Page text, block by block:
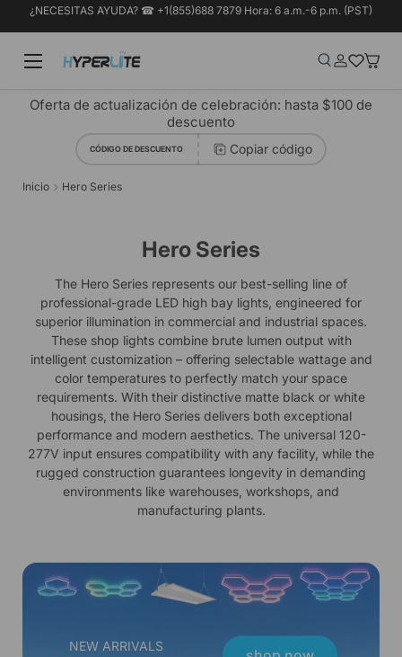
¿NECESITAS AYUDA? ☎ +1(855)688 7879 Hora: 6 a.m.-6 p.m. (PST)
Todos
Buscar
IniciarWish-list
Cesta
Oferta de actualización de celebración: hasta $100 de
descuento
CÓDIGO DE DESCUENTO Copiar código
Inicio Hero Series
Hero Series
The Hero Series represents our best-selling line of
professional-grade LED high bay lights, engineered for
superior illumination in commercial and industrial spaces.
These shop lights combine brute lumen output with
intelligent customization – offering selectable wattage and
color temperatures to perfectly match your space
requirements. With their distinctive matte black or white
housings, the Hero Series delivers both exceptional
performance and modern aesthetics. The universal 120-
277V input ensures compatibility with any facility, while the
rugged construction guarantees longevity in demanding
environments like warehouses, workshops, and
manufacturing plants.
NEW ARRIVALS